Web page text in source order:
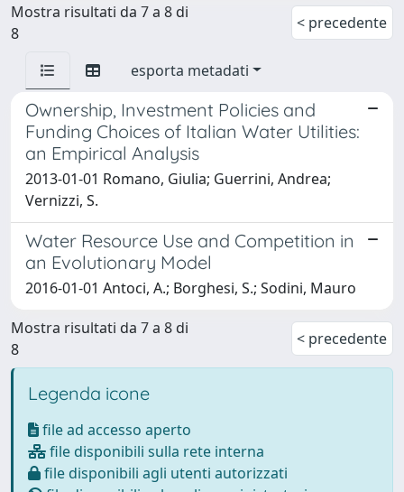
Mostra risultati da 7 a 8 di
8
< precedente
esporta metadati
Ownership, Investment Policies and
Funding Choices of Italian Water Utilities:
an Empirical Analysis
2013-01-01 Romano, Giulia; Guerrini, Andrea;
Vernizzi, S.
Water Resource Use and Competition in
an Evolutionary Model
2016-01-01 Antoci, A.; Borghesi, S.; Sodini, Mauro
Mostra risultati da 7 a 8 di
8
< precedente
Legenda icone
file ad accesso aperto
file disponibili sulla rete interna
file disponibili agli utenti autorizzati